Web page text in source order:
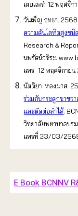
เผยแพร่: 12 พฤศจิก
วันเพ็ญ ฤทธา. 2568.
ความดันโลหิตสูงชนิ
Research &
นพรัตน์วชิระ:
แพร่: 12 พฤศจิกายน
นัตติยา หลงมาศ.
ร่วมกับกระดูกขาขว
และตัดต่อลำไส้ .
วิทยาลัยพยาบาลบร
แพร่ที่ 33/03/
E Book BCNNV